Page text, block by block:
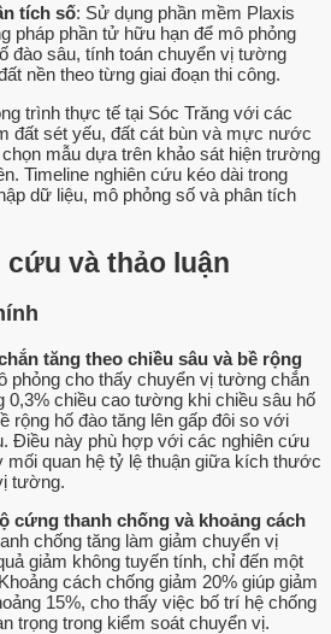
tích số: Sử dụng phần mềm Plaxis
pháp phần tử hữu hạn để mô phỏng
đào sâu, tính toán chuyển vị tường
nền theo từng giai đoạn thi công.
trình thực tế tại Sóc Trăng với các
đất sét yếu, đất cát bùn và mực nước
mẫu dựa trên khảo sát hiện trường
Timeline nghiên cứu kéo dài trong
dữ liệu, mô phỏng số và phân tích
cứu và thảo luận
tăng theo chiều sâu và bề rộng
phỏng cho thấy chuyển vị tường chắn
0,3% chiều cao tường khi chiều sâu hố
rộng hố đào tăng lên gấp đôi so với
Điều này phù hợp với các nghiên cứu
mối quan hệ tỷ lệ thuận giữa kích thước
tường.
cứng thanh chống và khoảng cách
chống tăng làm giảm chuyển vị
giảm không tuyến tính, chỉ đến một
cách chống giảm 20% giúp giảm
15%, cho thấy việc bố trí hệ chống
trọng trong kiểm soát chuyển vị.